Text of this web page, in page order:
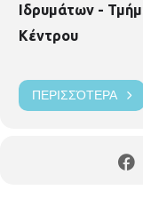
Ιδρυμάτων -
Κέντρου
ΠΕΡΙΣΣΌΤΕΡΑ